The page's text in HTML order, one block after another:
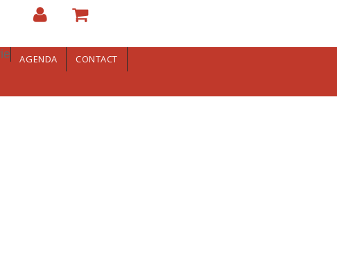
AGENDA
CONTACT